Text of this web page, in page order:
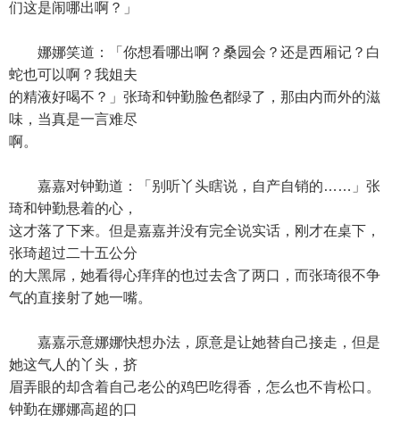
们这是闹哪出啊？」
娜娜笑道：「你想看哪出啊？桑园会？还是西厢记？白
蛇也可以啊？我姐夫
的精液好喝不？」张琦和钟勤脸色都绿了，那由内而外的滋
味，当真是一言难尽
啊。
嘉嘉对钟勤道：「别听丫头瞎说，自产自销的……」张
琦和钟勤悬着的心，
这才落了下来。但是嘉嘉并没有完全说实话，刚才在桌下，
张琦超过二十五公分
的大黑屌，她看得心痒痒的也过去含了两口，而张琦很不争
气的直接射了她一嘴。
嘉嘉示意娜娜快想办法，原意是让她替自己接走，但是
她这气人的丫头，挤
眉弄眼的却含着自己老公的鸡巴吃得香，怎么也不肯松口。
钟勤在娜娜高超的口